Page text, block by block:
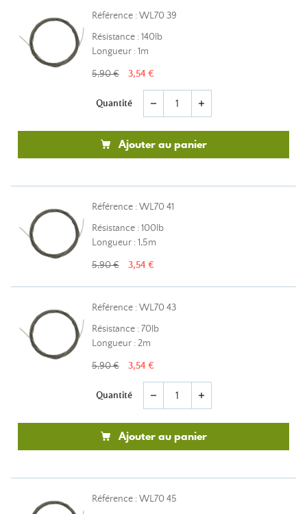
Référence : WL70 39
Résistance : 140lb
Longueur : 1m
5,90 € 3,54 €
Quantité remove add
Ajouter au panier
Référence : WL70 41
Résistance : 100lb
Longueur : 1,5m
5,90 € 3,54 €
Référence : WL70 43
Résistance : 70lb
Longueur : 2m
5,90 € 3,54 €
Quantité remove add
Ajouter au panier
Référence : WL70 45